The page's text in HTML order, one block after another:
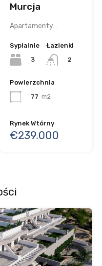
Murcja
Apartamenty…
Sypialnie
3
Łazienki
2
Powierzchnia
77 m2
Rynek Wtórny
€239.000